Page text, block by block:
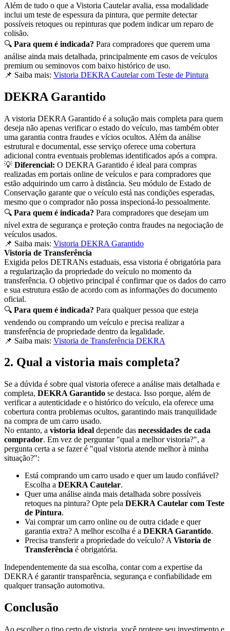
Além de tudo o que a Vistoria Cautelar avalia, essa modalidade
inclui um teste de espessura da pintura, que permite detectar
possíveis retoques ou repinturas que podem indicar um reparo de
colisão.
🔍 Para quem é indicada? Para compradores que querem uma
análise ainda mais detalhada, principalmente em casos de veículos
premium ou seminovos com baixo histórico de uso.
📌 Saiba mais: Vistoria DEKRA Cautelar com Teste de Pintura
DEKRA Garantido
A vistoria DEKRA Garantido é a solução mais completa para quem
deseja não apenas verificar o estado do veículo, mas também obter
uma garantia contra fraudes e vícios ocultos. Além da análise
estrutural e documental, esse serviço oferece uma cobertura
adicional contra eventuais problemas identificados após a compra.
💡 Diferencial: O DEKRA Garantido é ideal para compras
realizadas em portais online de veículos e para compradores que
estão adquirindo um carro à distância. Seu módulo de Estado de
Conservação garante que o veículo está nas condições esperadas,
mesmo que o comprador não possa inspecioná-lo pessoalmente.
🔍 Para quem é indicada? Para compradores que desejam um
nível extra de segurança e proteção contra fraudes na negociação de
veículos usados.
📌 Saiba mais: Vistoria DEKRA Garantido
Vistoria de Transferência
Exigida pelos DETRANs estaduais, essa vistoria é obrigatória para
a regularização da propriedade do veículo no momento da
transferência. O objetivo principal é confirmar que os dados do carro
e sua estrutura estão de acordo com as informações do documento
oficial.
🔍 Para quem é indicada? Para qualquer pessoa que esteja
vendendo ou comprando um veículo e precisa realizar a
transferência de propriedade dentro da legalidade.
📌 Saiba mais: Vistoria de Transferência DEKRA
2. Qual a vistoria mais completa?
Se a dúvida é sobre qual vistoria oferece a análise mais detalhada e
completa, DEKRA Garantido se destaca. Isso porque, além de
verificar a autenticidade e o histórico do veículo, ela oferece uma
cobertura contra problemas ocultos, garantindo mais tranquilidade
na compra de um carro usado.
No entanto, a vistoria ideal depende das necessidades de cada
comprador. Em vez de perguntar "qual a melhor vistoria?", a
pergunta certa a se fazer é "qual vistoria atende melhor à minha
situação?":
Está comprando um carro usado e quer um laudo confiável?
Escolha a DEKRA Cautelar.
Quer uma análise ainda mais detalhada sobre possíveis
retoques na pintura? Opte pela DEKRA Cautelar com Teste
de Pintura.
Vai comprar um carro online ou de outra cidade e quer
garantia extra? A melhor escolha é a DEKRA Garantido.
Precisa transferir a propriedade do veículo? A Vistoria de
Transferência é obrigatória.
Independentemente da sua escolha, contar com a expertise da
DEKRA é garantir transparência, segurança e confiabilidade em
qualquer transação automotiva.
Conclusão